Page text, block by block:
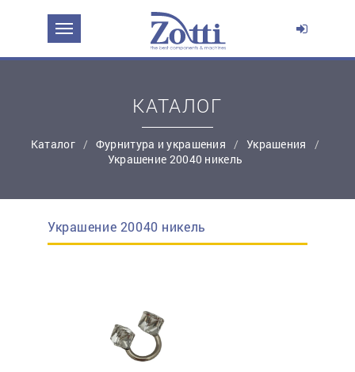
КАТАЛОГ
Каталог Фурнитура и украшения
Украшения
Украшение 20040 никель
Украшение 20040 никель
ЗАДАТЬ ВОПРОС О ПРОДУКТЕ
Эл. почта:
Контактный телефон:*